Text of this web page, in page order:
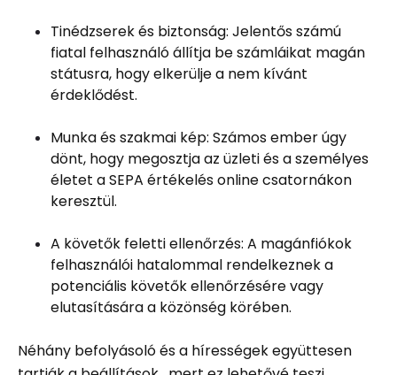
Tinédzserek és biztonság: Jelentős számú
fiatal felhasználó állítja be számláikat magán
státusra, hogy elkerülje a nem kívánt
érdeklődést.
Munka és szakmai kép: Számos ember úgy
dönt, hogy megosztja az üzleti és a személyes
életet a SEPA értékelés online csatornákon
keresztül.
A követők feletti ellenőrzés: A magánfiókok
felhasználói hatalommal rendelkeznek a
potenciális követők ellenőrzésére vagy
elutasítására a közönség körében.
Néhány befolyásoló és a hírességek együttesen